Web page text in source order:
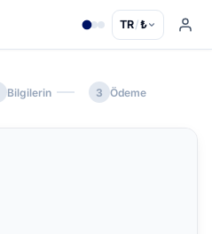
TR/₺
Bilgilerin 3 Ödeme